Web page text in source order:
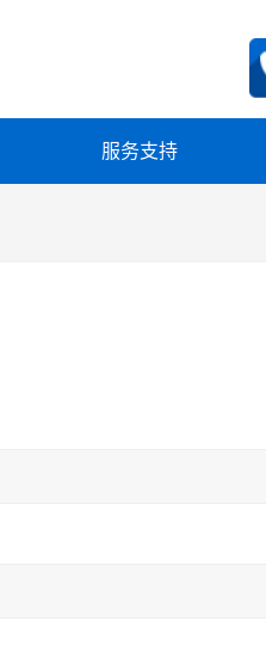
服务支持